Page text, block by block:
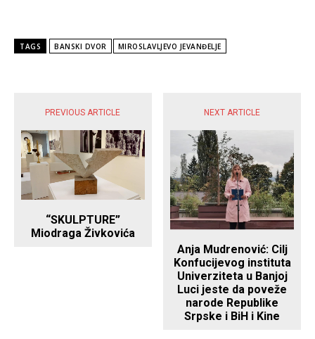
TAGS BANSKI DVOR MIROSLAVLJEVO JEVANĐELJE
PREVIOUS ARTICLE
“SKULPTURE”
Miodraga Živkovića
NEXT ARTICLE
Anja Mudrenović: Cilj
Konfucijevog instituta
Univerziteta u Banjoj
Luci jeste da poveže
narode Republike
Srpske i BiH i Kine